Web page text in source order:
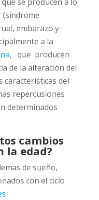
que se producen a lo
(síndrome
embarazo y
a la
, que producen
de la alteración del
del
repercusiones
determinados
cambios
la edad?
de sueño,
con el ciclo